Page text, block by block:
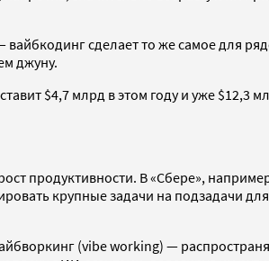
сделает то же самое для
джуну.
$4,7 млрд в этом году и уже $12,3
продуктивности. В «Сбере»,
крупные задачи на подзадачи
(vibe working) —